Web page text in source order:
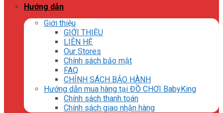
Hướng dẫn
Giới thiệu
GIỚI THIỆU
LIÊN HỆ
Our Stores
Chính sách bảo mật
FAQ
CHÍNH SÁCH BẢO HÀNH
Hướng dẫn mua hàng tại ĐỒ CHƠI BabyKing
Chính sách thanh toán
Chính sách giao nhận hàng